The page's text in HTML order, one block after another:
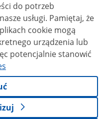
do potrzeb
Pamiętaj, że
cookie mogą
urządzenia lub
potencjalnie stanowić